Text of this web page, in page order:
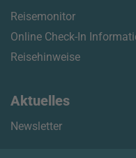
Reisemonitor
Online Check-In
Reisehinweise
Aktuelles
Newsletter